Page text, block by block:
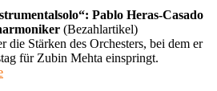
Pablo Heras-Casado
(Bezahlartikel)
die Stärken des Orchesters, bei dem er
für Zubin Mehta einspringt.